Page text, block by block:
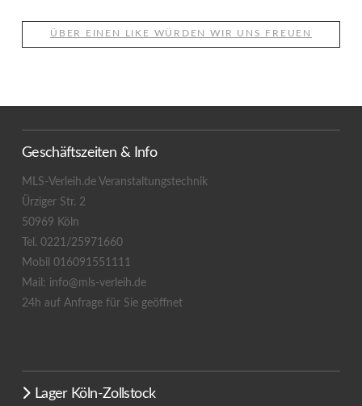
ÜBER EINEN LIKE WÜRDEN WIR UNS FREUEN
Geschäftszeiten & Info
MLS-Verleih.de Veranstaltungstechnik
Ürziger Str. 2
50969 Köln
Tel. 0221/25971660
Mobil 016091551111
Mail: info@mls-verleih.de
24h auf Anfrage für Sie geöffnet
Lager Köln-Zollstock